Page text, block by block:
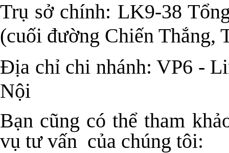
Trụ sở chính: LK9-38
(cuối đường Chiến Thắng,
Địa chỉ chi nhánh: VP6 -
Nội
Bạn cũng có thể tham
vụ tư vấn của chúng tôi: